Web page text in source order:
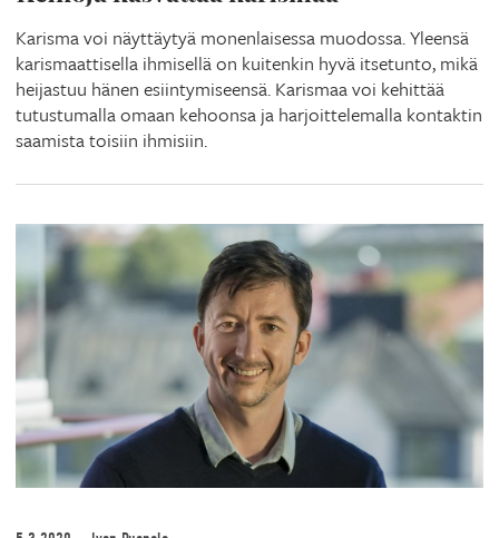
Karisma voi näyttäytyä monenlaisessa muodossa. Yleensä
karismaattisella ihmisellä on kuitenkin hyvä itsetunto, mikä
heijastuu hänen esiintymiseensä. Karismaa voi kehittää
tutustumalla omaan kehoonsa ja harjoittelemalla kontaktin
saamista toisiin ihmisiin.